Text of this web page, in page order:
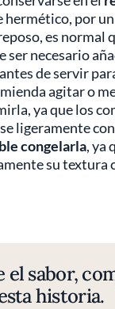
hermético, por un
es normal
ser necesario
de servir
agitar o
ya que los
ligeramente
congelarla, ya
su textura
el sabor,
historia.